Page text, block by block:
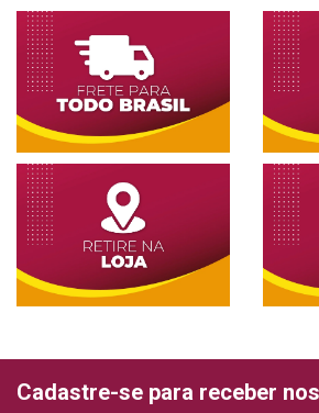
Cadastre-se para receber